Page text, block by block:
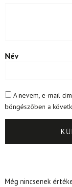
Név
A nevem, e-mail
böngészőben a
Még nincsenek